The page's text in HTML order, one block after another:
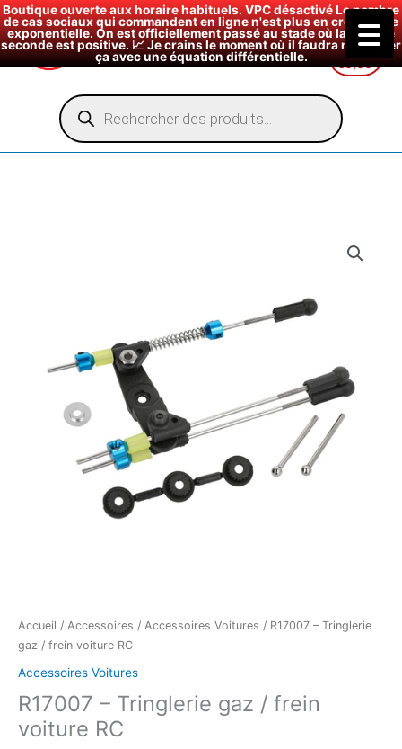
Boutique ouverte aux horaire habituels. VPC désactivé Le nombre
de cas sociaux qui commandent en ligne n'est plus en croissance
exponentielle. On est officiellement passé au stade où la dérivée
seconde est positive. 📈 Je crains le moment où il faudra modéliser
ça avec une équation différentielle.
€0,00
Recherche
de
produits
Accueil / Accessoires / Accessoires Voitures / R17007 – Tringlerie
gaz / frein voiture RC
Accessoires Voitures
R17007 – Tringlerie gaz / frein
voiture RC